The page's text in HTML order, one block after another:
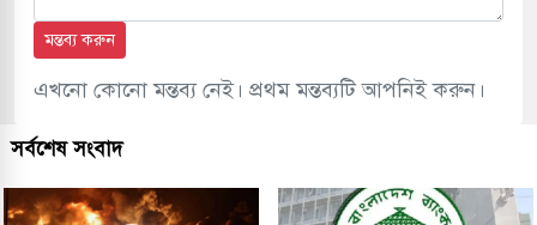
মন্তব্য করুন
এখনো কোনো মন্তব্য নেই। প্রথম মন্তব্যটি আপনিই করুন।
সর্বশেষ সংবাদ